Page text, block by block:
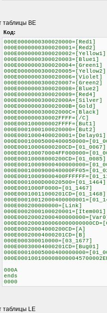
таблицы BE
Код:
000E0000000300020000=[Red1]
000E0000000300020001=[Red2]
000E0000000300020002=[Yellow1]
000E0000000300020003=[Blue1]
000E0000000300020004=[Green1]
000E0000000300020005=[Yellow2]
000E0000000300020006=[Violet]
000E0000000300020007=[Green2]
000E0000000300020008=[Blue2]
000E0000000300020009=[Red4]
000E000000030002000A=[Silver]
000E000000030002000B=[Gold]
000E000000030002000C=[Black]
000E000000030002FFFF=[/C]
000E000100000002FFFF=[But1]
000E0001000100020000=[But2]
000E0001000400020001=[Delay01]
000E00010006000200CD=[01_0067]
000E00010008000200CD=[01_0085]
000E0001000D00020500=[01_1464]
000E0001000F0000=[01_1467]
000E00010011000201CD=[01_1468]
000E000200000000=[Link]
000E0002000100020001=[Item001]
000E00020004000200CD=[A]
000E00020004000201CD=[B]
000E000300010000=[03_1677]
000E00030004000201CD=[Bug01]
000A
ends
0000
таблицы LE